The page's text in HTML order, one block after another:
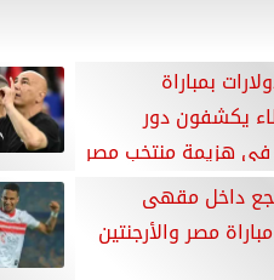
بمباراة
يكشفون دور
في هزيمة منتخب مصر
داخل مقهى
مصر والأرجنتين